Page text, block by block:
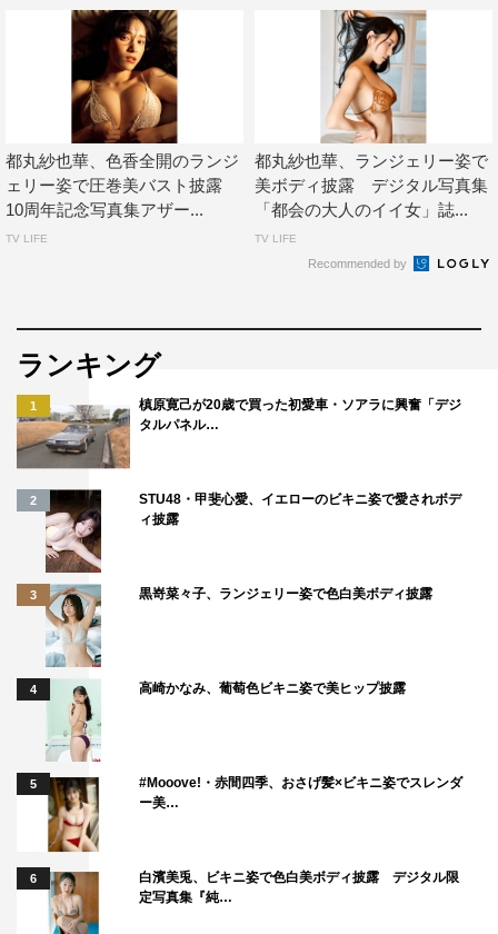
都丸紗也華、色香全開のランジ
ェリー姿で圧巻美バスト披露
10周年記念写真集アザー...
TV LIFE
都丸紗也華、ランジェリー姿で
美ボディ披露 デジタル写真集
「都会の大人のイイ女」誌...
TV LIFE
Recommended by
ランキング
1
槙原寛己が20歳で買った初愛車・ソアラに興奮「デジ
タルパネル…
2
STU48・甲斐心愛、イエローのビキニ姿で愛されボデ
ィ披露
3 黒嵜菜々子、ランジェリー姿で色白美ボディ披露
4 高崎かなみ、葡萄色ビキニ姿で美ヒップ披露
5
#Mooove!・赤間四季、おさげ髪×ビキニ姿でスレンダ
ー美…
6
白濱美兎、ビキニ姿で色白美ボディ披露 デジタル限
定写真集『純…